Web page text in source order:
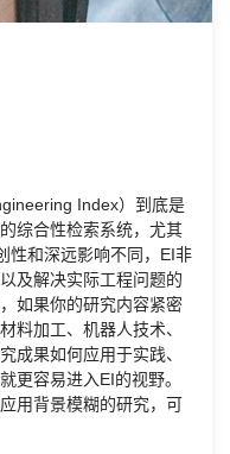
Index）到底是
综合性检索系统，尤其
性和深远影响不同，EI非
及解决实际工程问题的
如果你的研究内容紧密
料加工、机器人技术、
成果如何应用于实践、
更容易进入EI的视野。
用背景模糊的研究，可